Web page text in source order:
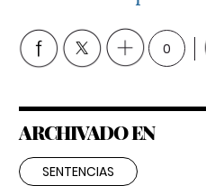
0
ARCHIVADO EN
SENTENCIAS